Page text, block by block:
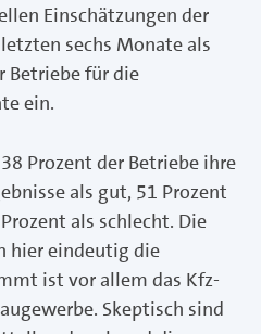
Einschätzungen der
sechs Monate als
Betriebe für die
ein.
Prozent der Betriebe ihre
als gut, 51 Prozent
als schlecht. Die
hier eindeutig die
ist vor allem das Kfz-
Skeptisch sind